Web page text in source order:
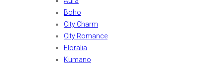
Boho
City Charm
City Romance
Floralia
Kumano